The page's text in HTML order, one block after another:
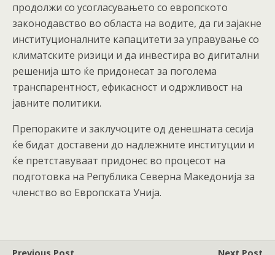
продолжи со усогласувањето со европското
законодавство во областа на водите, да ги зајакне
институционалните капацитети за управување со
климатските ризици и да инвестира во дигитални
решенија што ќе придонесат за поголема
транспарентност, ефикасност и одржливост на
јавните политики.
Препораките и заклучоците од денешната сесија
ќе бидат доставени до надлежните институции и
ќе претставуваат придонес во процесот на
подготовка на Република Северна Македонија за
членство во Европската Унија.